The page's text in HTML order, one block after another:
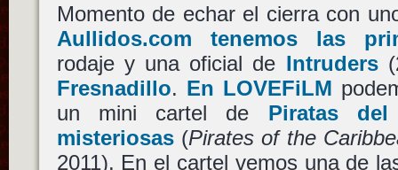
Momento de echar el cierra con
Aullidos.com tenemos las
rodaje y una oficial de Intruders
Fresnadillo. En LOVEFiLM
un mini cartel de Piratas
misteriosas(Pirates of the
2011). En el cartel vemos una de